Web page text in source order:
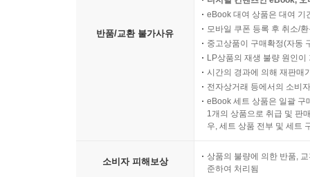
반품/교환 불가사유
eBook 대여 상품은 대여 기
모바일 쿠폰 등록 후 취소/
중고상품이 구매확정(자동
LP상품의 재생 불량 원인
시간의 경과에 의해 재판매
전자상거래 등에서의 소비
eBook 세트 상품은 일괄 구
1개의 상품으로 취급 및 판
우, 세트 상품 전부 및 세트
소비자 피해보상
상품의 불량에 의한 반품,
준하여 처리됨